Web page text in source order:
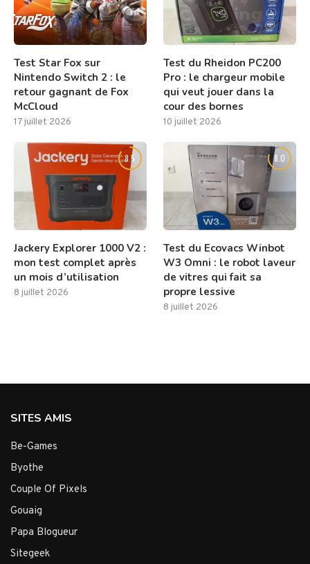
Test Star Fox sur
Nintendo Switch 2 : le
retour gagnant de Fox
McCloud
17 juillet 2026
Test du Rheidon PC200
Pro : le chargeur mobile
qui veut jouer dans la
cour des bornes
10 juillet 2026
8.5
Jackery Explorer 1000 V2 :
mon test complet après
un mois d’utilisation
8 juillet 2026
8.0
Test du Ecovacs Winbot
W3 Omni : le robot laveur
de vitres qui fait sa
propre lessive
8 juillet 2026
SITES AMIS
Be-Games
Byothe
Couple Of Pixels
Gouaig
Papa Blogueur
Sitegeek